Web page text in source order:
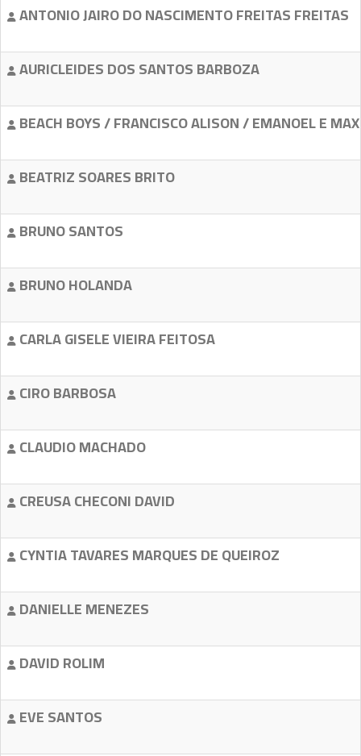
ANTONIO JAIRO DO NASCIMENTO FREITAS FREITAS
AURICLEIDES DOS SANTOS BARBOZA
BEACH BOYS / FRANCISCO ALISON / EMANOEL E
BEATRIZ SOARES BRITO
BRUNO SANTOS
BRUNO HOLANDA
CARLA GISELE VIEIRA FEITOSA
CIRO BARBOSA
CLAUDIO MACHADO
CREUSA CHECONI DAVID
CYNTIA TAVARES MARQUES DE QUEIROZ
DANIELLE MENEZES
DAVID ROLIM
EVE SANTOS